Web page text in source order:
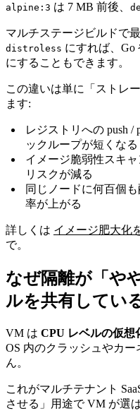
alpine:3 は 7 MB 前後、
マルチステージビルドで
distroless にすれば、Go
にすることもできます。
この違いは単に「ストレ
ます:
レジストリへの push
ックループが短くなる
イメージ脆弱性スキ
リスクが減る
同じノードに何百個
率が上がる
詳しくは イメージ肥大化
で。
なぜ隔離が「や
ルを共有してい
VM は CPU レベルの仮想
OS 内のクラッシュやカ
ん。
これがマルチテナント
させる」用途で VM が選